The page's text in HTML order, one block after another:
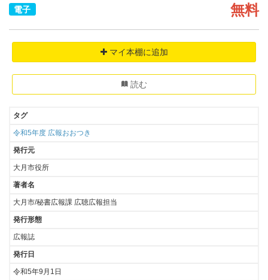
電子 無料
マイ本棚に追加
読む
タグ
令和5年度 広報おおつき
発行元
大月市役所
著者名
大月市/秘書広報課 広聴広報担当
発行形態
広報誌
発行日
令和5年9月1日